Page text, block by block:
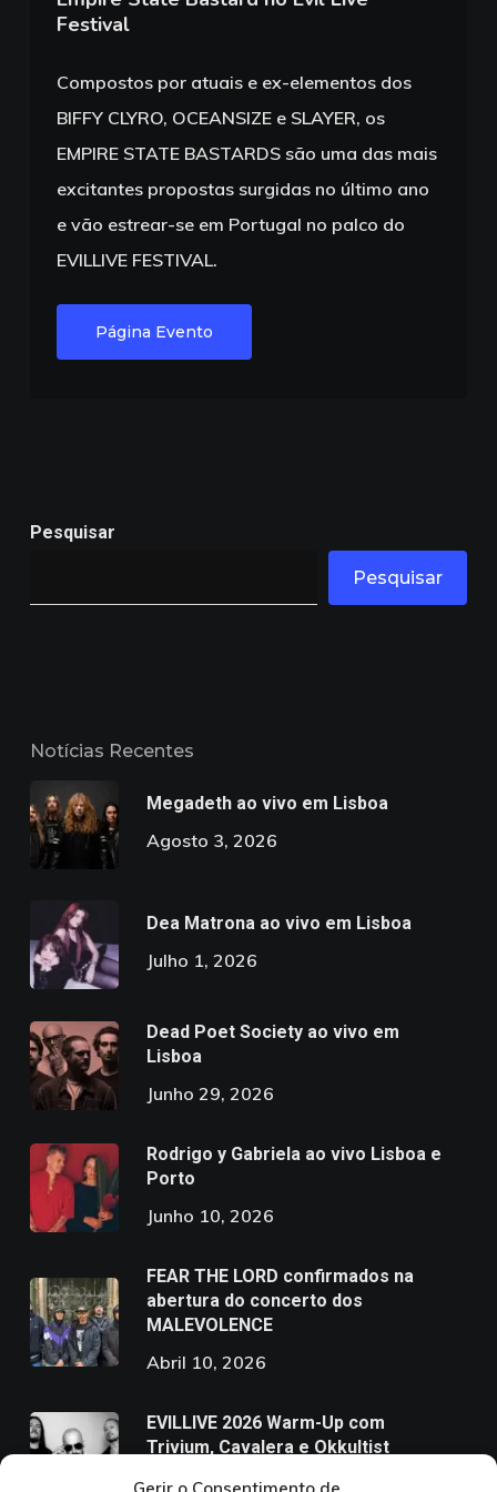
Festival
Compostos por atuais e ex-elementos dos
BIFFY CLYRO, OCEANSIZE e SLAYER, os
EMPIRE STATE BASTARDS são uma das mais
excitantes propostas surgidas no último ano
e vão estrear-se em Portugal no palco do
EVILLIVE FESTIVAL.
Página Evento
Pesquisar
Pesquisar
Notícias Recentes
Megadeth ao vivo em Lisboa
Agosto 3, 2026
Dea Matrona ao vivo em Lisboa
Julho 1, 2026
Dead Poet Society ao vivo em
Lisboa
Junho 29, 2026
Rodrigo y Gabriela ao vivo Lisboa e
Porto
Junho 10, 2026
FEAR THE LORD confirmados na
abertura do concerto dos
MALEVOLENCE
Abril 10, 2026
EVILLIVE 2026 Warm-Up com
Trivium, Cavalera e Okkultist
Março 6, 2026